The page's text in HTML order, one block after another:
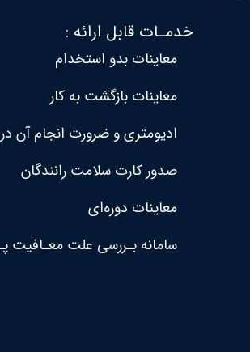
خدمـات قابل ارائه :
معاینات بدو استخدام
معاینات بازگشت به کار
ادیومتری و ضرورت انجام آن
صدور کارت سلامت رانندگان
معاینات دوره‌ای
سامانه بـررسی علت معـافیت